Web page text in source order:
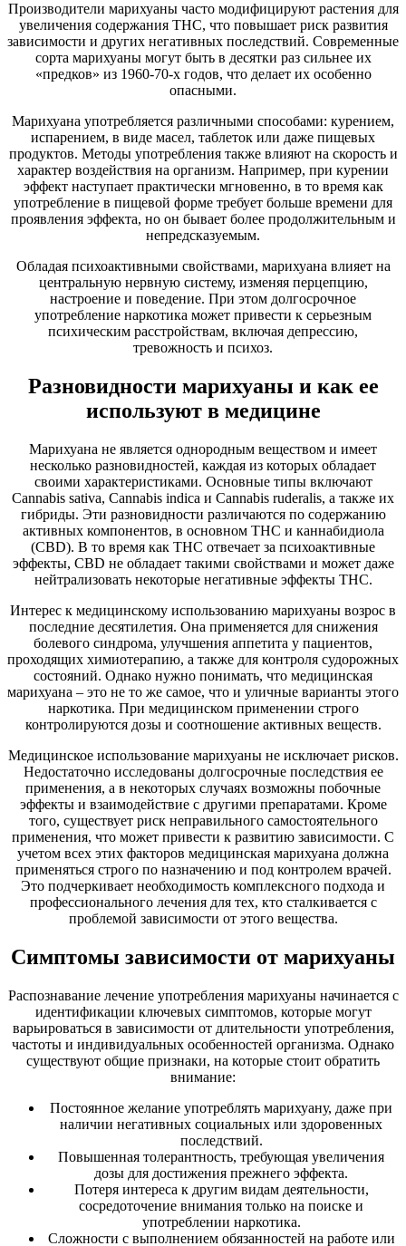
Производители марихуаны часто модифицируют растения для
увеличения содержания THC, что повышает риск развития
зависимости и других негативных последствий. Современные
сорта марихуаны могут быть в десятки раз сильнее их
«предков» из 1960-70-х годов, что делает их особенно
опасными.
Марихуана употребляется различными способами: курением,
испарением, в виде масел, таблеток или даже пищевых
продуктов. Методы употребления также влияют на скорость и
характер воздействия на организм. Например, при курении
эффект наступает практически мгновенно, в то время как
употребление в пищевой форме требует больше времени для
проявления эффекта, но он бывает более продолжительным и
непредсказуемым.
Обладая психоактивными свойствами, марихуана влияет на
центральную нервную систему, изменяя перцепцию,
настроение и поведение. При этом долгосрочное
употребление наркотика может привести к серьезным
психическим расстройствам, включая депрессию,
тревожность и психоз.
Разновидности марихуаны и как ее
используют в медицине
Марихуана не является однородным веществом и имеет
несколько разновидностей, каждая из которых обладает
своими характеристиками. Основные типы включают
Cannabis sativa, Cannabis indica и Cannabis ruderalis, а также их
гибриды. Эти разновидности различаются по содержанию
активных компонентов, в основном THC и каннабидиола
(CBD). В то время как THC отвечает за психоактивные
эффекты, CBD не обладает такими свойствами и может даже
нейтрализовать некоторые негативные эффекты THC.
Интерес к медицинскому использованию марихуаны возрос в
последние десятилетия. Она применяется для снижения
болевого синдрома, улучшения аппетита у пациентов,
проходящих химиотерапию, а также для контроля судорожных
состояний. Однако нужно понимать, что медицинская
марихуана – это не то же самое, что и уличные варианты этого
наркотика. При медицинском применении строго
контролируются дозы и соотношение активных веществ.
Медицинское использование марихуаны не исключает рисков.
Недостаточно исследованы долгосрочные последствия ее
применения, а в некоторых случаях возможны побочные
эффекты и взаимодействие с другими препаратами. Кроме
того, существует риск неправильного самостоятельного
применения, что может привести к развитию зависимости. С
учетом всех этих факторов медицинская марихуана должна
применяться строго по назначению и под контролем врачей.
Это подчеркивает необходимость комплексного подхода и
профессионального лечения для тех, кто сталкивается с
проблемой зависимости от этого вещества.
Симптомы зависимости от марихуаны
Распознавание лечение употребления марихуаны начинается с
идентификации ключевых симптомов, которые могут
варьироваться в зависимости от длительности употребления,
частоты и индивидуальных особенностей организма. Однако
существуют общие признаки, на которые стоит обратить
внимание:
Постоянное желание употреблять марихуану, даже при
наличии негативных социальных или здоровенных
последствий.
Повышенная толерантность, требующая увеличения
дозы для достижения прежнего эффекта.
Потеря интереса к другим видам деятельности,
сосредоточение внимания только на поиске и
употреблении наркотика.
Сложности с выполнением обязанностей на работе или